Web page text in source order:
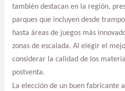
también destacan en la región,
parques que incluyen desde
hasta áreas de juegos más
zonas de escalada. Al elegir el
considerar la calidad de los
postventa.
La elección de un buen fabricante